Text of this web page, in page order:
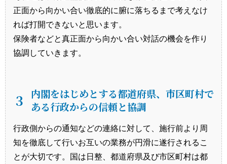
正面から向かい合い徹底的に腑に落ちるまで考えなけ
れば打開できないと思います。
保険者などと真正面から向かい合い対話の機会を作り
協調していきます。
３
内閣をはじめとする都道府県、市区町村で
ある行政からの信頼と協調
行政側からの通知などの連絡に対して、施行前より周
知を徹底して行いお互いの業務が円滑に遂行されるこ
とが大切です。国は日整、都道府県及び市区町村は都